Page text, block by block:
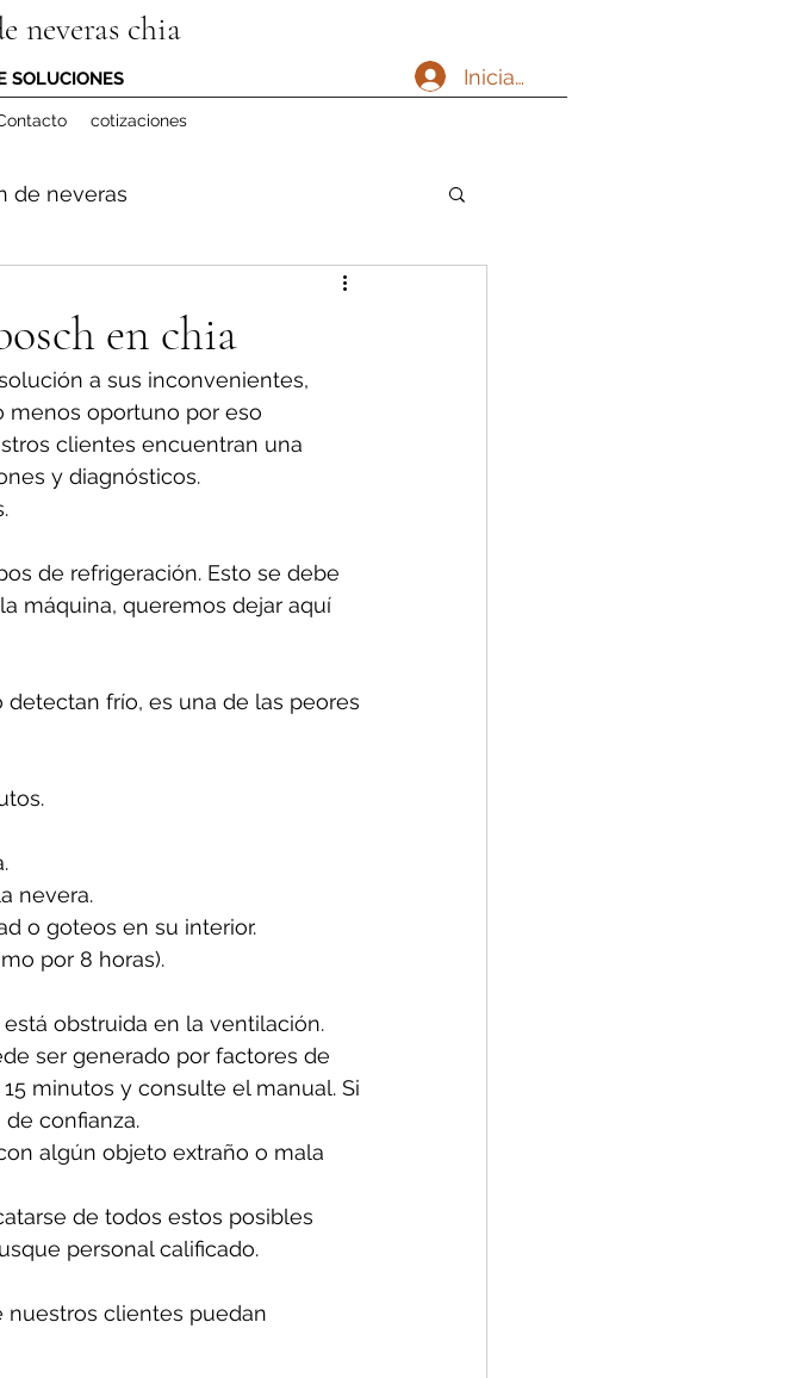
neveras chia
SOLUCIONES Iniciar sesión
cotizaciones
de neveras
en chia
a sus inconvenientes,
menos oportuno por eso
clientes encuentran una
y diagnósticos.
de refrigeración. Esto se debe
máquina, queremos dejar aquí
frío, es una de las peores
nevera.
o goteos en su interior.
por 8 horas).
obstruida en la ventilación.
ser generado por factores de
minutos y consulte el manual. Si
confianza.
algún objeto extraño o mala
de todos estos posibles
personal calificado.
nuestros clientes puedan